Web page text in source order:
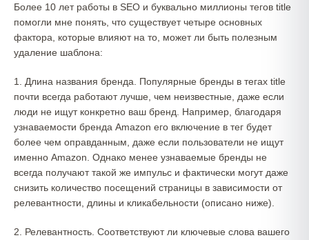
Более 10 лет работы в SEO и буквально миллионы тегов title
помогли мне понять, что существует четыре основных
фактора, которые влияют на то, может ли быть полезным
удаление шаблона:
1. Длина названия бренда. Популярные бренды в тегах title
почти всегда работают лучше, чем неизвестные, даже если
люди не ищут конкретно ваш бренд. Например, благодаря
узнаваемости бренда Amazon его включение в тег будет
более чем оправданным, даже если пользователи не ищут
именно Amazon. Однако менее узнаваемые бренды не
всегда получают такой же импульс и фактически могут даже
снизить количество посещений страницы в зависимости от
релевантности, длины и кликабельности (описано ниже).
2. Релевантность. Соответствуют ли ключевые слова вашего